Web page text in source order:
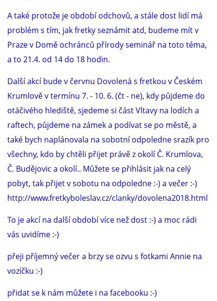
A také protože je období odchovů, a stále dost lidí má
problém s tím, jak fretky seznámit atd, budeme mít v
Praze v Domě ochránců přírody seminář na toto téma,
a to 21.4. od 14 do 18 hodin.
Další akcí bude v červnu Dovolená s fretkou v Českém
Krumlově v termínu 7. - 10. 6. (čt - ne), kdy půjdeme do
otáčivého hlediště, sjedeme si část Vltavy na lodích a
raftech, půjdeme na zámek a podívat se po městě, a
také bych naplánovala na sobotní odpoledne srazík pro
všechny, kdo by chtěli přijet právě z okolí Č. Krumlova,
Č. Budějovic a okolí.. Můžete se přihlásit jak na celý
pobyt, tak přijet v sobotu na odpoledne :-) a večer :-)
http://www.fretkyboleslav.cz/clanky/dovolena2018.html
To je akcí na další období více než dost :-) a moc rádi
vás uvidíme :-)
přeji příjemný večer a brzy se ozvu s fotkami Annie na
vozíčku :-)
přidat se k nám můžete i na facebooku :-)